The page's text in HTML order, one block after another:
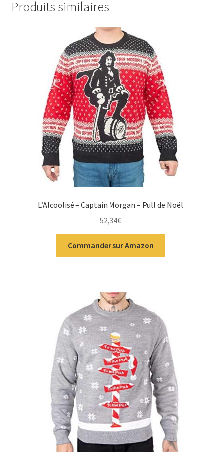
Produits similaires
L’Alcoolisé – Captain Morgan – Pull de Noël
52,34€
Commander sur Amazon